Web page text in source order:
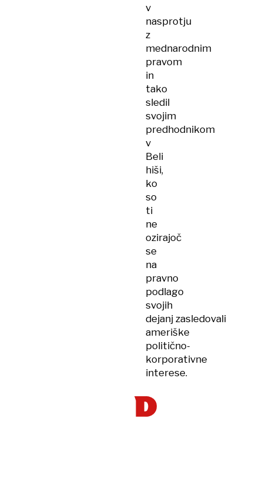
v
nasprotju
z
mednarodnim
pravom
in
tako
sledil
svojim
predhodnikom
v
Beli
hiši,
ko
so
ti
ne
ozirajoč
se
na
pravno
podlago
svojih
dejanj zasledovali
ameriške
politično-
korporativne
interese.